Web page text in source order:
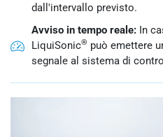
dall'intervallo previsto.
Avviso in tempo reale: In
LiquiSonic® può emettere
segnale al sistema di